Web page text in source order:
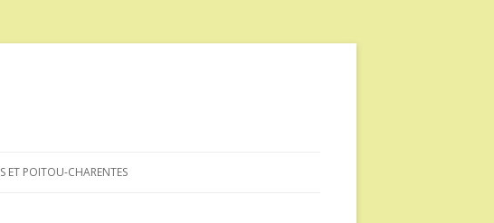
ET POITOU-CHARENTES